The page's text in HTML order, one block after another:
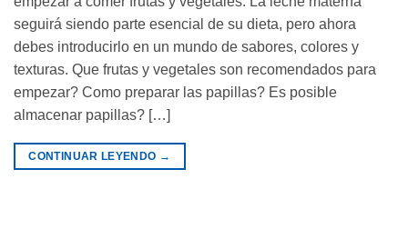
seguirá siendo parte esencial de su dieta, pero ahora
debes introducirlo en un mundo de sabores, colores y
texturas. Que frutas y vegetales son recomendados para
empezar? Como preparar las papillas? Es posible
almacenar papillas? […]
CONTINUAR LEYENDO →